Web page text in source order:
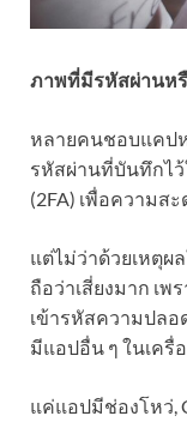
ภาพที่มีรหัสผ่านห
หลายคนชอบแคป
รหัสผ่านที่บันทึกไ
(2FA) เพื่อความส
แต่ไม่ว่าด้วยเหตุผ
ถือว่าเสี่ยงมาก เ
เข้ารหัสความปล
มีแอปอื่น ๆ ในเครื่
แค่แอปมีช่องโหว่,